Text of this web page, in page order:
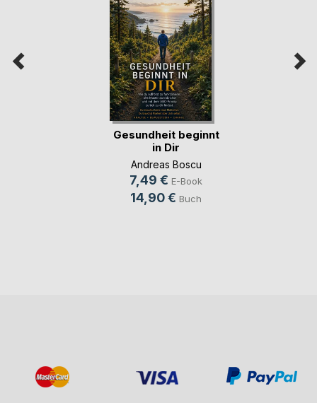
Gesundheit beginnt
in Dir
Andreas Boscu
7,49 € E-Book
14,90 € Buch